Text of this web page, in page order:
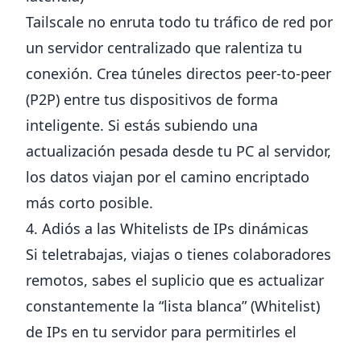
Tailscale no enruta todo tu tráfico de red por
un servidor centralizado que ralentiza tu
conexión. Crea túneles directos peer-to-peer
(P2P) entre tus dispositivos de forma
inteligente. Si estás subiendo una
actualización pesada desde tu PC al servidor,
los datos viajan por el camino encriptado
más corto posible.
4. Adiós a las Whitelists de IPs dinámicas
Si teletrabajas, viajas o tienes colaboradores
remotos, sabes el suplicio que es actualizar
constantemente la “lista blanca” (Whitelist)
de IPs en tu servidor para permitirles el